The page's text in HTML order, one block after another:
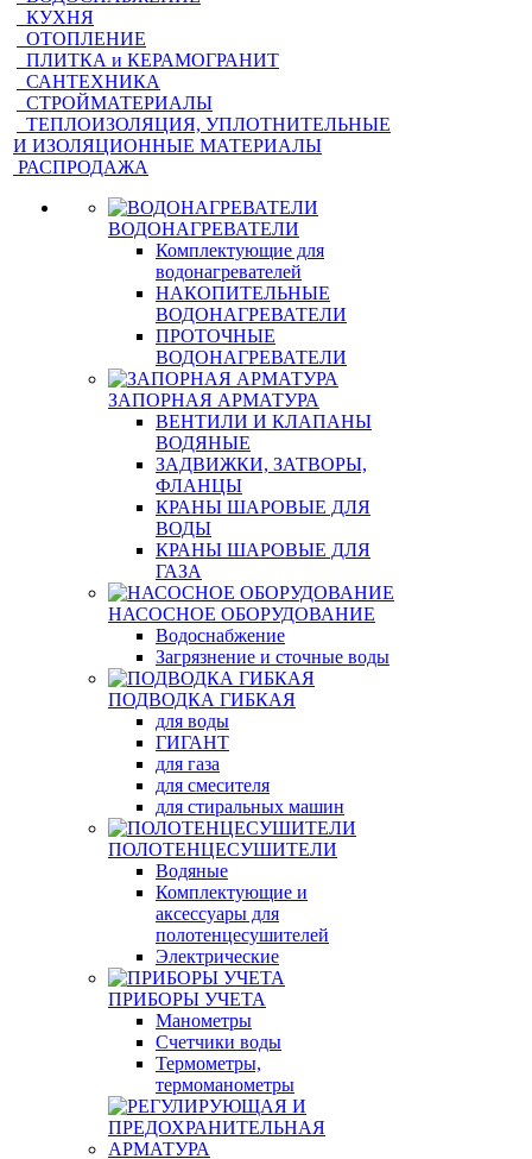
КУХНЯ
ОТОПЛЕНИЕ
ПЛИТКА и КЕРАМОГРАНИТ
САНТЕХНИКА
СТРОЙМАТЕРИАЛЫ
ТЕПЛОИЗОЛЯЦИЯ, УПЛОТНИТЕЛЬНЫЕ
И ИЗОЛЯЦИОННЫЕ МАТЕРИАЛЫ
РАСПРОДАЖА
ВОДОНАГРЕВАТЕЛИ
Комплектующие для
водонагревателей
НАКОПИТЕЛЬНЫЕ
ВОДОНАГРЕВАТЕЛИ
ПРОТОЧНЫЕ
ВОДОНАГРЕВАТЕЛИ
ЗАПОРНАЯ АРМАТУРА
ВЕНТИЛИ И КЛАПАНЫ
ВОДЯНЫЕ
ЗАДВИЖКИ, ЗАТВОРЫ,
ФЛАНЦЫ
КРАНЫ ШАРОВЫЕ ДЛЯ
ВОДЫ
КРАНЫ ШАРОВЫЕ ДЛЯ
ГАЗА
НАСОСНОЕ ОБОРУДОВАНИЕ
Водоснабжение
Загрязнение и сточные воды
ПОДВОДКА ГИБКАЯ
для воды
ГИГАНТ
для газа
для смесителя
для стиральных машин
ПОЛОТЕНЦЕСУШИТЕЛИ
Водяные
Комплектующие и
аксессуары для
полотенцесушителей
Электрические
ПРИБОРЫ УЧЕТА
Манометры
Счетчики воды
Термометры,
термоманометры